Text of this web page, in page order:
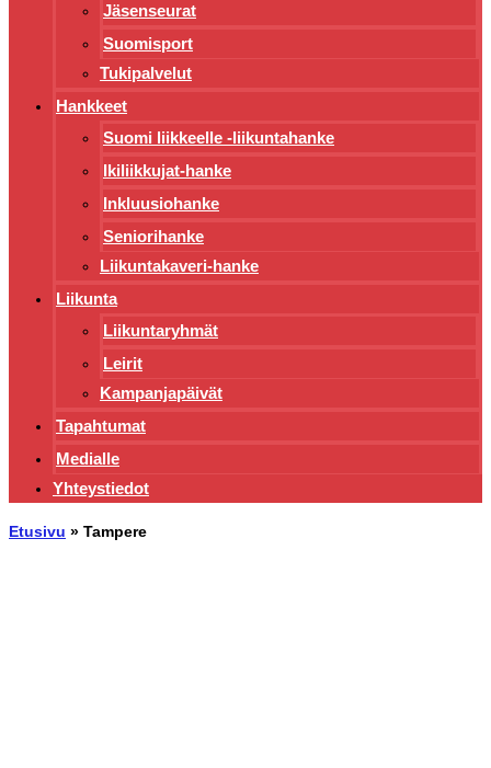
Jäsenseurat
Suomisport
Tukipalvelut
Hankkeet
Suomi liikkeelle -liikuntahanke
Ikiliikkujat-hanke
Inkluusiohanke
Seniorihanke
Liikuntakaveri-hanke
Liikunta
Liikuntaryhmät
Leirit
Kampanjapäivät
Tapahtumat
Medialle
Yhteystiedot
Etusivu » Tampere